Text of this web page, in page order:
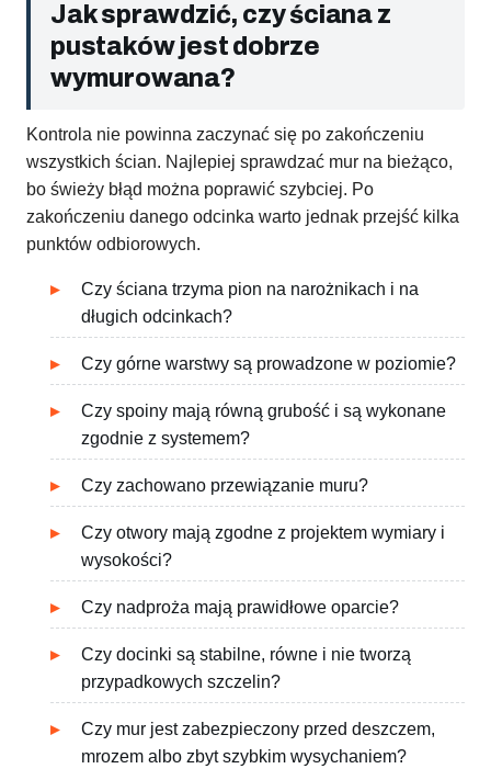
Jak sprawdzić, czy ściana z
pustaków jest dobrze
wymurowana?
Kontrola nie powinna zaczynać się po zakończeniu
wszystkich ścian. Najlepiej sprawdzać mur na bieżąco,
bo świeży błąd można poprawić szybciej. Po
zakończeniu danego odcinka warto jednak przejść kilka
punktów odbiorowych.
Czy ściana trzyma pion na narożnikach i na
długich odcinkach?
Czy górne warstwy są prowadzone w poziomie?
Czy spoiny mają równą grubość i są wykonane
zgodnie z systemem?
Czy zachowano przewiązanie muru?
Czy otwory mają zgodne z projektem wymiary i
wysokości?
Czy nadproża mają prawidłowe oparcie?
Czy docinki są stabilne, równe i nie tworzą
przypadkowych szczelin?
Czy mur jest zabezpieczony przed deszczem,
mrozem albo zbyt szybkim wysychaniem?